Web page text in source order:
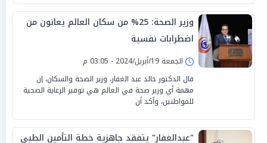
وزير الصحة: 25% من سكان العالم يعانون من
اضطرابات نفسية
الجمعة 19/أبريل/2024 - 03:05 م
قال الدكتور خالد عبد الغفار، وزير الصحة والسكان، إن
مهمة أي وزير صحة في العالم هي توفير الرعاية الصحية
للمواطنين، وأكد أن
"عبدالغفار" يتفقد جاهزية خطة التأمين الطبي